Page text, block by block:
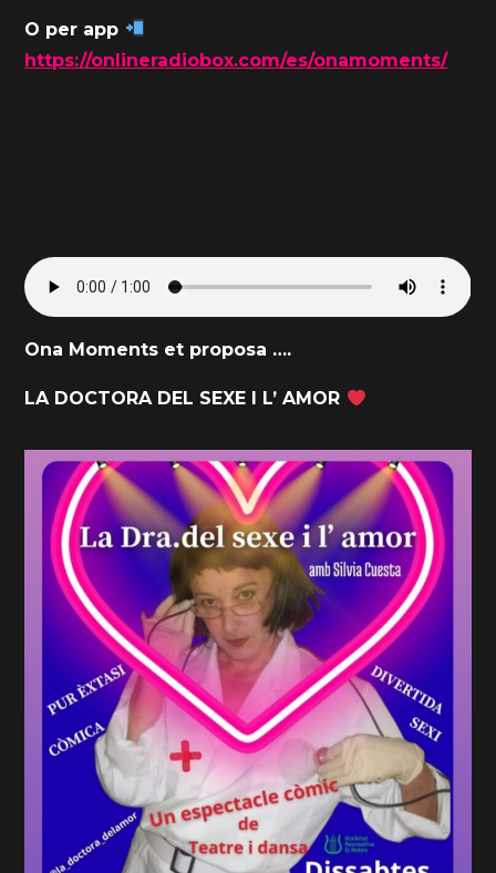
O per app
https://onlineradiobox.com/es/onamoments/
Ona Moments et proposa ….
LA DOCTORA DEL SEXE I L’ AMOR